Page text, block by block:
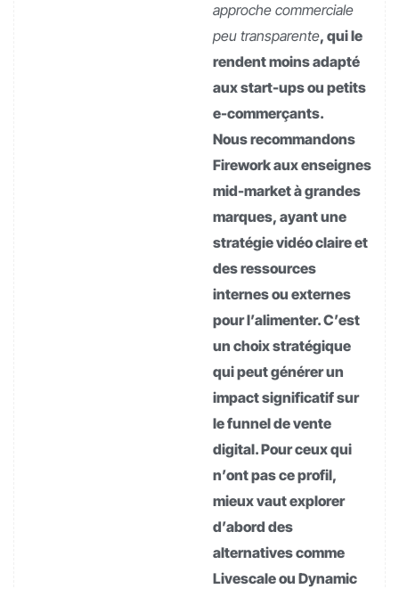
approche commerciale
peu transparente, qui le
rendent moins adapté
aux start-ups ou petits
e-commerçants.
Nous recommandons
Firework aux enseignes
mid-market à grandes
marques, ayant une
stratégie vidéo claire et
des ressources
internes ou externes
pour l’alimenter. C’est
un choix stratégique
qui peut générer un
impact significatif sur
le funnel de vente
digital. Pour ceux qui
n’ont pas ce profil,
mieux vaut explorer
d’abord des
alternatives comme
Livescale ou Dynamic